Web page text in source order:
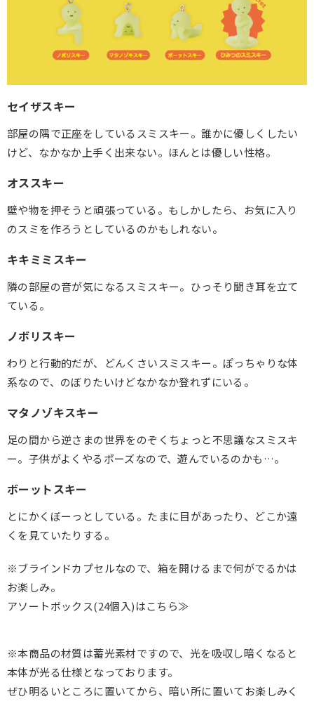
セイザスキー
部屋の隅で正座をしているスミスキー。誰かに優しくしたい
けど、なかなか上手く出来ない。ほんとは優しい性格。
オススキー
壁や物を押そうと頑張っている。もしかしたら、お気に入り
のスミを作ろうとしているのかもしれない。
キキミミスキー
隣の部屋の音が気になるスミスキー。ひっそり聞き耳を立て
ている。
ノボリスキー
わりと行動的だが、どんくさいスミスキー。ぽっちゃりな体
系なので、のぼりたいけどなかなか登れずにいる。
マタノゾキスキー
足の間から逆さまの世界をのぞくちょっと不思議なスミスキ
ー。子供がよくやるポーズなので、遊んでいるのかも…。
ボーットスキー
とにかくぼーっとしている。たまに目があったり、どこか遠
くを見ていたりする。
※ブラインドカプセルなので、箱を開けるまで何がでるかは
お楽しみ。
アソートボックス(24個入)はこちら≫
※本商品の材質は蓄光素材ですので、光を吸収し暗くなると
本体が光る仕様となっております。
ぜひ明るいところに置いてから、暗い所に置いてお楽しみく